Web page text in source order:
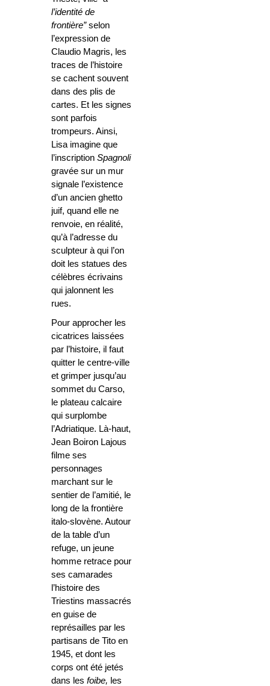
l’identité de
frontière”selon
l’expression de
Claudio Magris, les
traces de l’histoire
se cachent souvent
dans des plis de
cartes. Et les signes
sont parfois
trompeurs. Ainsi,
Lisa imagine que
l’inscription Spagnoli
gravée sur un mur
signale l’existence
d’un ancien ghetto
juif, quand elle ne
renvoie, en réalité,
qu’à l’adresse du
sculpteur à qui l’on
doit les statues des
célèbres écrivains
qui jalonnent les
rues.
Pour approcher les
cicatrices laissées
par l’histoire, il faut
quitter le centre-ville
et grimper jusqu’au
sommet du Carso,
le plateau calcaire
qui surplombe
l’Adriatique. Là-haut,
Jean Boiron Lajous
filme ses
personnages
marchant sur le
sentier de l’amitié, le
long de la frontière
italo-slovène. Autour
de la table d’un
refuge, un jeune
homme retrace pour
ses camarades
l’histoire des
Triestins massacrés
en guise de
représailles par les
partisans de Tito en
1945, et dont les
corps ont été jetés
dans les foibe, les